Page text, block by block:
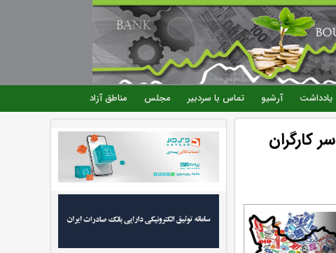
یادداشت آرشیو تماس با سردبیر مجلس مناطق آزاد
بر سر کارگران